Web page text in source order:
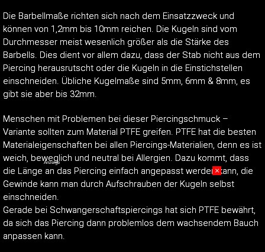
Die Barbellmaße richten sich nach dem Einsatzzweck und
können von 1,2mm bis 10mm reichen. Die Kugeln sind vom
Durchmesser meist wesenlich größer als die Stärke des
Barbells. Dies dient vor allem dazu, dass der Stab nicht aus dem
Piercing herausrutscht oder die Kugeln in die Einstichstellen
einschneiden. Übliche Kugelmaße sind 5mm, 6mm & 8mm, es
gibt sie aber bis 32mm.
Menschen mit Problemen bei dieser Piercingschmuck –
Variante sollten zum Material PTFE greifen. PTFE hat die besten
Materialeigenschaften bei allen Piercings-Materialien, denn es ist
weich, beweglich und neutral bei Allergien. Dazu kommt, dass
die Länge an das Piercing einfach angepasst werden kann, die
Gewinde kann man durch Aufschrauben der Kugeln selbst
einschneiden.
Gerade bei Schwangerschaftspiercings hat sich PTFE bewährt,
da sich das Piercing dann problemlos dem wachsendem Bauch
anpassen kann.
Anzeige
×